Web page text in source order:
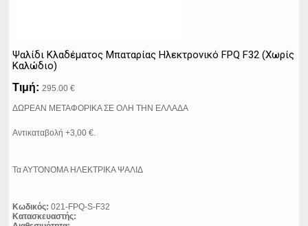
Ψαλίδι Κλαδέματος Μπαταρίας Ηλεκτρονικό FPQ F32 (Χωρίς
Καλώδιο)
Τιμή: 295.00 €
ΔΩΡΕΑΝ ΜΕΤΑΦΟΡΙΚΑ ΣΕ ΟΛΗ ΤΗΝ ΕΛΛΑΔΑ
Αντικαταβολή +3,00 €.
Τα ΑΥΤΟΝΟΜΑ ΗΛΕΚΤΡΙΚΑ ΨΑΛΙΔ
Κωδικός: 021-FPQ-S-F32
Κατασκευαστής: